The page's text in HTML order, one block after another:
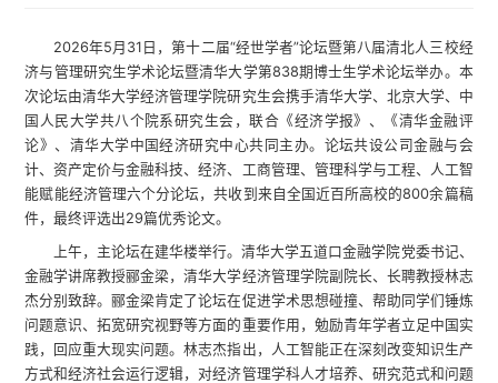
2026年5月31日，第十二届“经世学者”论坛暨第八届清北人三校经
济与管理研究生学术论坛暨清华大学第838期博士生学术论坛举办。本
次论坛由清华大学经济管理学院研究生会携手清华大学、北京大学、中
国人民大学共八个院系研究生会，联合《经济学报》、《清华金融评
论》、清华大学中国经济研究中心共同主办。论坛共设公司金融与会
计、资产定价与金融科技、经济、工商管理、管理科学与工程、人工智
能赋能经济管理六个分论坛，共收到来自全国近百所高校的800余篇稿
件，最终评选出29篇优秀论文。
上午，主论坛在建华楼举行。清华大学五道口金融学院党委书记、
金融学讲席教授郦金梁，清华大学经济管理学院副院长、长聘教授林志
杰分别致辞。郦金梁肯定了论坛在促进学术思想碰撞、帮助同学们锤炼
问题意识、拓宽研究视野等方面的重要作用，勉励青年学者立足中国实
践，回应重大现实问题。林志杰指出，人工智能正在深刻改变知识生产
方式和经济社会运行逻辑，对经济管理学科人才培养、研究范式和问题